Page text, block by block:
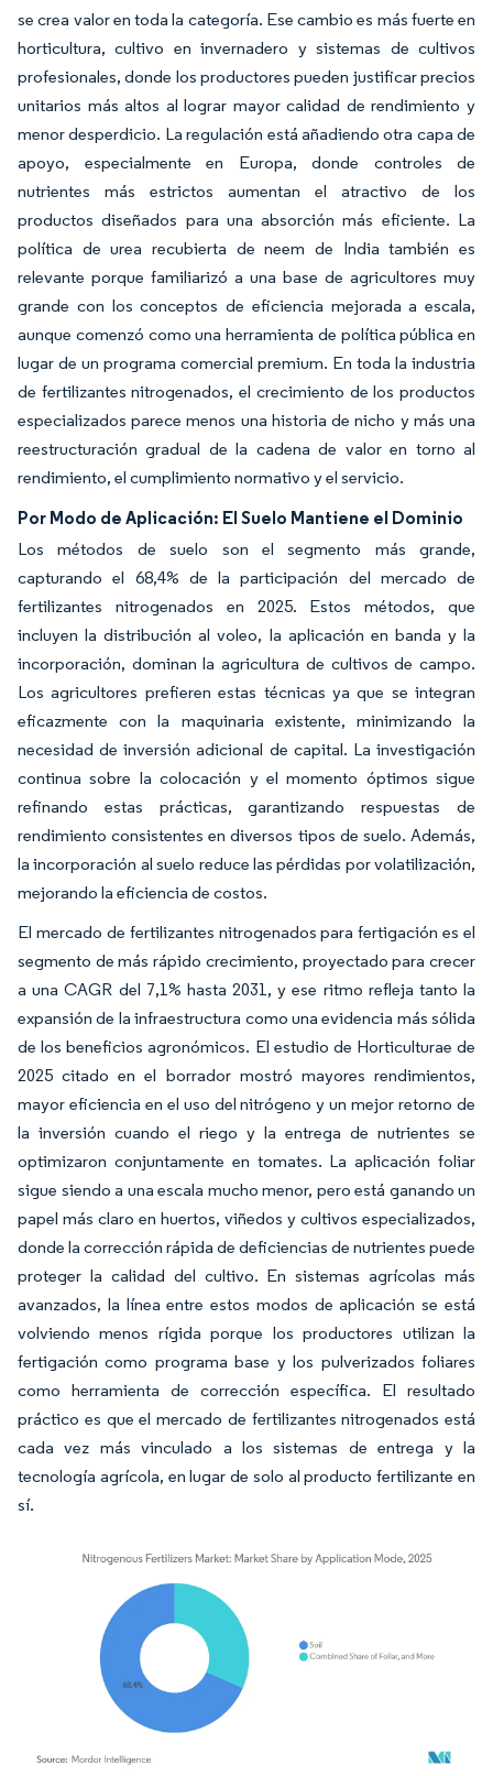
se crea valor en toda la categoría. Ese cambio es más fuerte en
horticultura, cultivo en invernadero y sistemas de cultivos
profesionales, donde los productores pueden justificar precios
unitarios más altos al lograr mayor calidad de rendimiento y
menor desperdicio. La regulación está añadiendo otra capa de
apoyo, especialmente en Europa, donde controles de
nutrientes más estrictos aumentan el atractivo de los
productos diseñados para una absorción más eficiente. La
política de urea recubierta de neem de India también es
relevante porque familiarizó a una base de agricultores muy
grande con los conceptos de eficiencia mejorada a escala,
aunque comenzó como una herramienta de política pública en
lugar de un programa comercial premium. En toda la industria
de fertilizantes nitrogenados, el crecimiento de los productos
especializados parece menos una historia de nicho y más una
reestructuración gradual de la cadena de valor en torno al
rendimiento, el cumplimiento normativo y el servicio.
Por Modo de Aplicación: El Suelo Mantiene el Dominio
Los métodos de suelo son el segmento más grande,
capturando el 68,4% de la participación del mercado de
fertilizantes nitrogenados en 2025. Estos métodos, que
incluyen la distribución al voleo, la aplicación en banda y la
incorporación, dominan la agricultura de cultivos de campo.
Los agricultores prefieren estas técnicas ya que se integran
eficazmente con la maquinaria existente, minimizando la
necesidad de inversión adicional de capital. La investigación
continua sobre la colocación y el momento óptimos sigue
refinando estas prácticas, garantizando respuestas de
rendimiento consistentes en diversos tipos de suelo. Además,
la incorporación al suelo reduce las pérdidas por volatilización,
mejorando la eficiencia de costos.
El mercado de fertilizantes nitrogenados para fertigación es el
segmento de más rápido crecimiento, proyectado para crecer
a una CAGR del 7,1% hasta 2031, y ese ritmo refleja tanto la
expansión de la infraestructura como una evidencia más sólida
de los beneficios agronómicos. El estudio de Horticulturae de
2025 citado en el borrador mostró mayores rendimientos,
mayor eficiencia en el uso del nitrógeno y un mejor retorno de
la inversión cuando el riego y la entrega de nutrientes se
optimizaron conjuntamente en tomates. La aplicación foliar
sigue siendo a una escala mucho menor, pero está ganando un
papel más claro en huertos, viñedos y cultivos especializados,
donde la corrección rápida de deficiencias de nutrientes puede
proteger la calidad del cultivo. En sistemas agrícolas más
avanzados, la línea entre estos modos de aplicación se está
volviendo menos rígida porque los productores utilizan la
fertigación como programa base y los pulverizados foliares
como herramienta de corrección específica. El resultado
práctico es que el mercado de fertilizantes nitrogenados está
cada vez más vinculado a los sistemas de entrega y la
tecnología agrícola, en lugar de solo al producto fertilizante en
sí.